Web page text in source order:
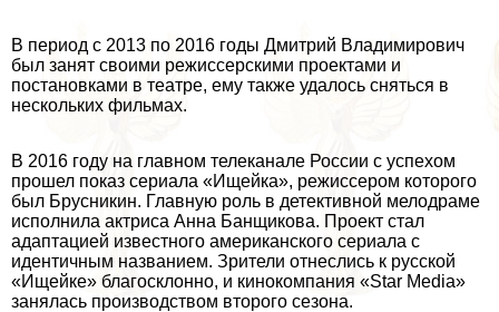
В период с 2013 по 2016 годы Дмитрий Владимирович
был занят своими режиссерскими проектами и
постановками в театре, ему также удалось сняться в
нескольких фильмах.
В 2016 году на главном телеканале России с успехом
прошел показ сериала «Ищейка», режиссером которого
был Брусникин. Главную роль в детективной мелодраме
исполнила актриса Анна Банщикова. Проект стал
адаптацией известного американского сериала с
идентичным названием. Зрители отнеслись к русской
«Ищейке» благосклонно, и кинокомпания «Star Media»
занялась производством второго сезона.